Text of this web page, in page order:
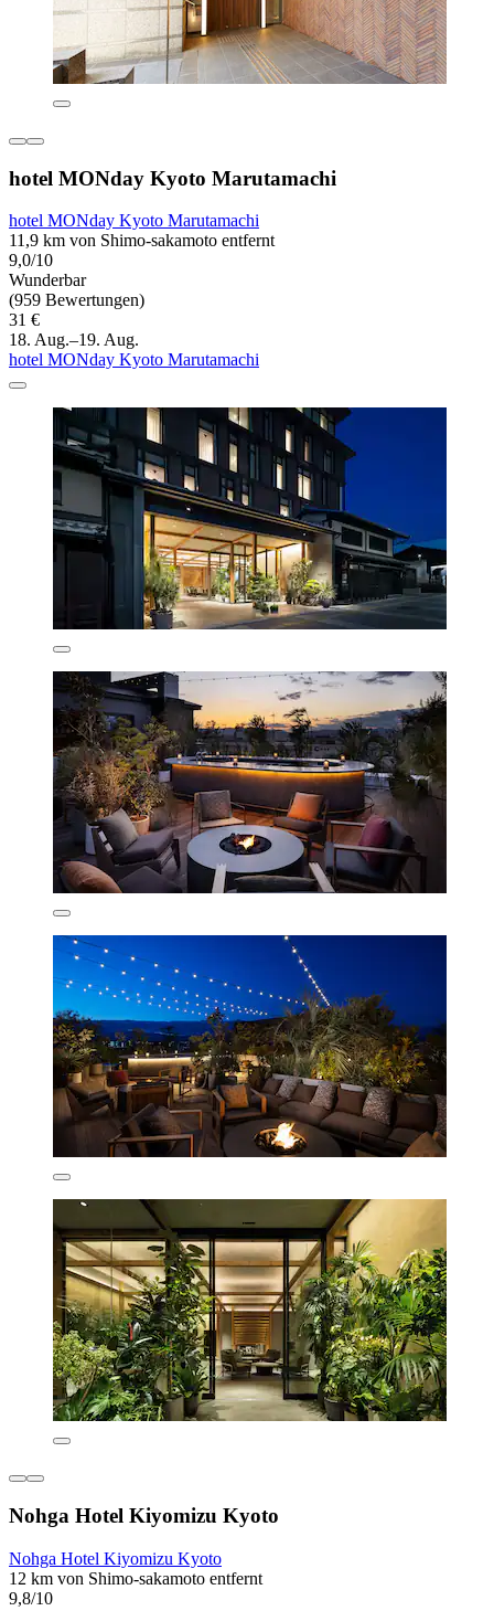
hotel MONday Kyoto Marutamachi
hotel MONday Kyoto Marutamachi
11,9 km von Shimo-sakamoto entfernt
9,0/10
Wunderbar
(959 Bewertungen)
31 €
18. Aug.–19. Aug.
hotel MONday Kyoto Marutamachi
Nohga Hotel Kiyomizu Kyoto
Nohga Hotel Kiyomizu Kyoto
12 km von Shimo-sakamoto entfernt
9,8/10